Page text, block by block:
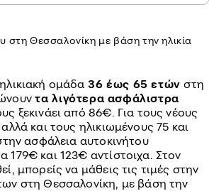
στη Θεσσαλονίκη με βάση την ηλικία
ομάδα 36 έως 65 ετώνστη
τα λιγότερα ασφάλιστρα
ξεκινάει από 86€. Για τους νέους
και τους ηλικιωμένους 75 και
ασφάλεια αυτοκινήτου
179€ και 123€ αντίστοιχα. Στον
μπορείς να μάθεις τις τιμές στην
στη Θεσσαλονίκη, με βάση την